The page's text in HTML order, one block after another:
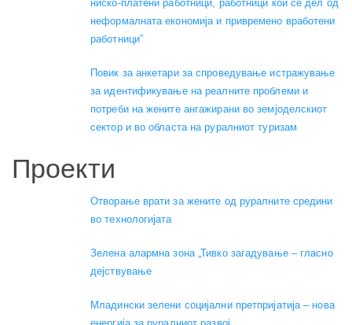
ниско-платени работници, работници кои се дел од
неформалната економија и привремено вработени
работници”
Повик за анкетари за спроведување истражување
за идентификување на реалните проблеми и
потреби на жените ангажирани во земјоделскиот
сектор и во областа на руралниот туризам
Проекти
Отворање врати за жените од руралните средини
во технологијата
Зелена алармна зона „Тивко загадување – гласно
дејствување
Младински зелени социјални претпријатија – нова